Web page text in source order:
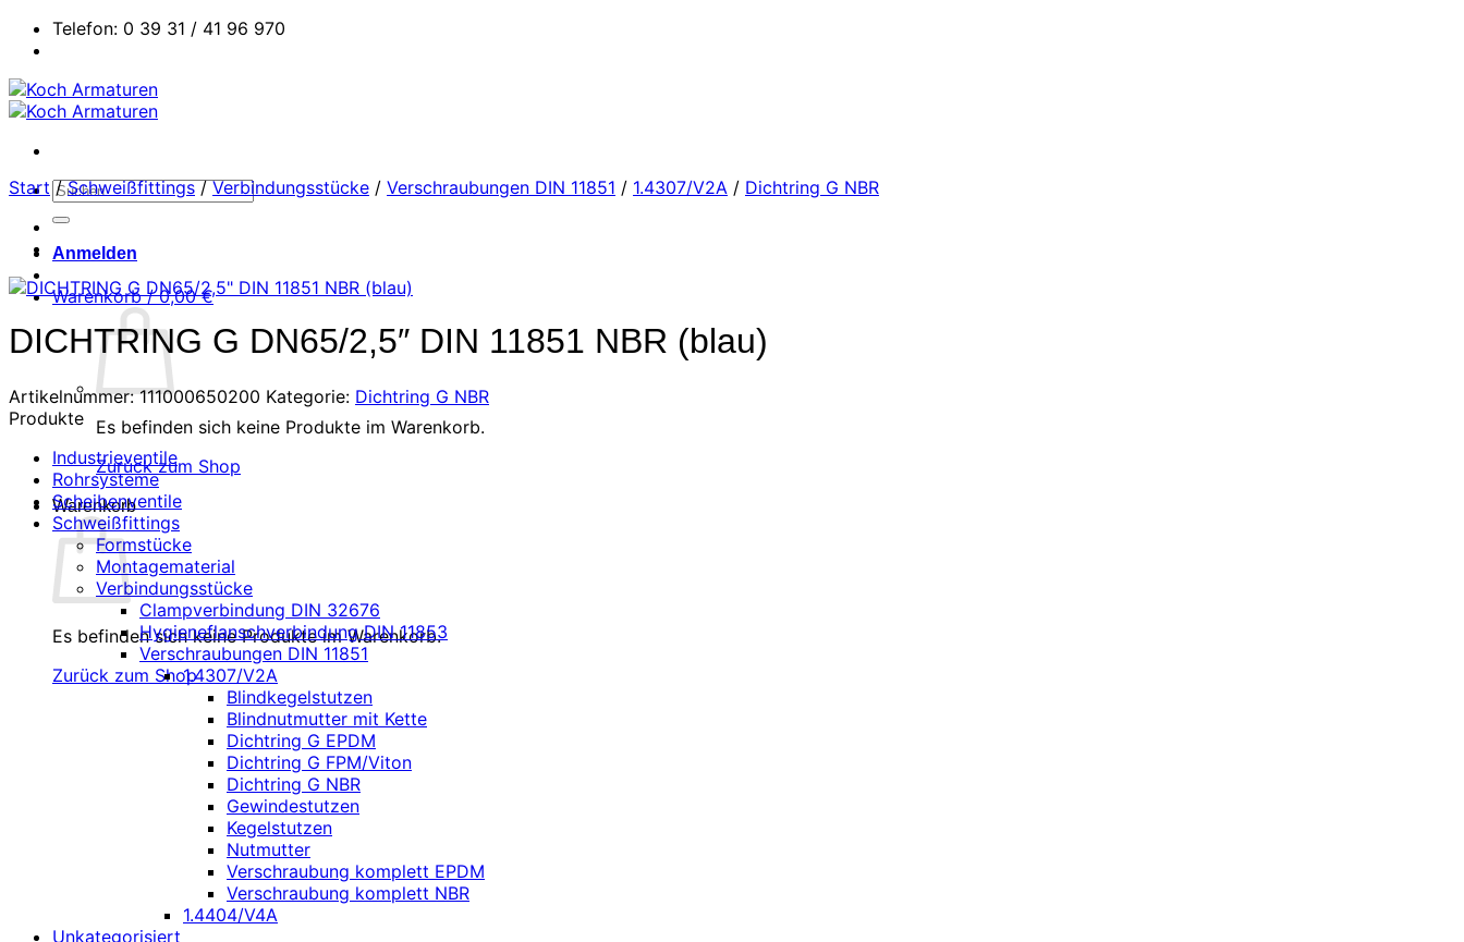
Zum
Inhalt
Telefon: 0 39 31 / 41 96 970
Suchen
Anmelden
Warenkorb /0,00€
Es befinden sich keine Produkte im Warenkorb.
Zurück zum Shop
Warenkorb
Es befinden sich keine Produkte im Warenkorb.
Zurück zum Shop
Start / Schweißfittings / Verbindungsstücke / Verschraubungen DIN 11851 / 1.4307/V2A / Dichtring G NBR
DICHTRING G DN65/2,5″ DIN 11851 NBR (blau)
Artikelnummer:111000650200 Kategorie: Dichtring G NBR
Produkte
Industrieventile
Rohrsysteme
Scheibenventile
Schweißfittings
Formstücke
Montagematerial
Verbindungsstücke
Clampverbindung DIN 32676
Hygieneflanschverbindung DIN 11853
Verschraubungen DIN 11851
1.4307/V2A
Blindkegelstutzen
Blindnutmutter mit Kette
Dichtring G EPDM
Dichtring G FPM/Viton
Dichtring G NBR
Gewindestutzen
Kegelstutzen
Nutmutter
Verschraubung komplett EPDM
Verschraubung komplett NBR
1.4404/V4A
Unkategorisiert